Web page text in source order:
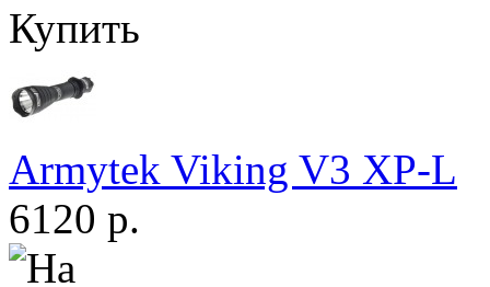
Купить
Armytek Viking V3 XP-L
6120 р.